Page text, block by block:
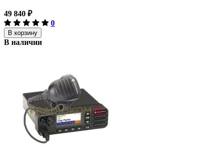
49 840 ₽
0
В корзину
В наличии